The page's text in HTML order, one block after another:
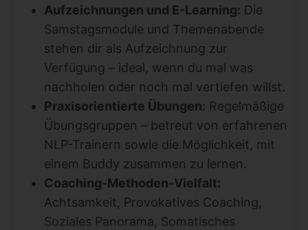
Aufzeichnungen und E-Learning: Die
Samstagsmodule und Themenabende
stehen dir als Aufzeichnung zur
Verfügung – ideal, wenn du mal was
nachholen oder noch mal vertiefen willst.
Praxisorientierte Übungen: Regelmäßige
Übungsgruppen – betreut von erfahrenen
NLP-Trainern sowie die Möglichkeit, mit
einem Buddy zusammen zu lernen.
Coaching-Methoden-Vielfalt:
Achtsamkeit, Provokatives Coaching,
Soziales Panorama, Somatisches